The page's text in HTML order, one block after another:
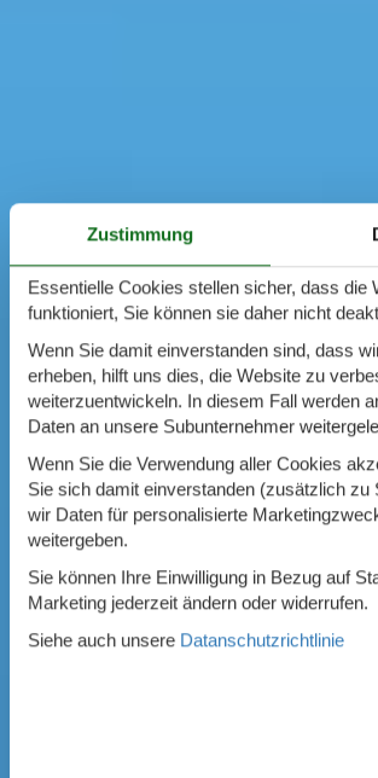
Zustimmung
Essentielle Cookies stellen sicher, dass die
funktioniert, Sie können sie daher nicht
Wenn Sie damit einverstanden sind, dass
erheben, hilft uns dies, die Website zu
weiterzuentwickeln. In diesem Fall werden
Daten an unsere Subunternehmer
Wenn Sie die Verwendung aller Cookies
Sie sich damit einverstanden (zusätzlich zu
wir Daten für personalisierte
weitergeben.
Sie können Ihre Einwilligung in Bezug auf
Marketing jederzeit ändern oder widerrufen.
Siehe auch unsere Datanschutzrichtlinie